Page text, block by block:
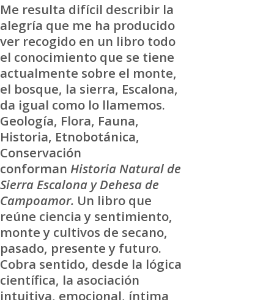
Me resulta difícil describir la
alegría que me ha producido
ver recogido en un libro todo
el conocimiento que se tiene
actualmente sobre el monte,
el bosque, la sierra, Escalona,
da igual como lo llamemos.
Geología, Flora, Fauna,
Historia, Etnobotánica,
Conservación
conforman Historia Natural de
Sierra Escalona y Dehesa de
Campoamor. Un libro que
reúne ciencia y sentimiento,
monte y cultivos de secano,
pasado, presente y futuro.
Cobra sentido, desde la lógica
científica, la asociación
intuitiva, emocional, íntima